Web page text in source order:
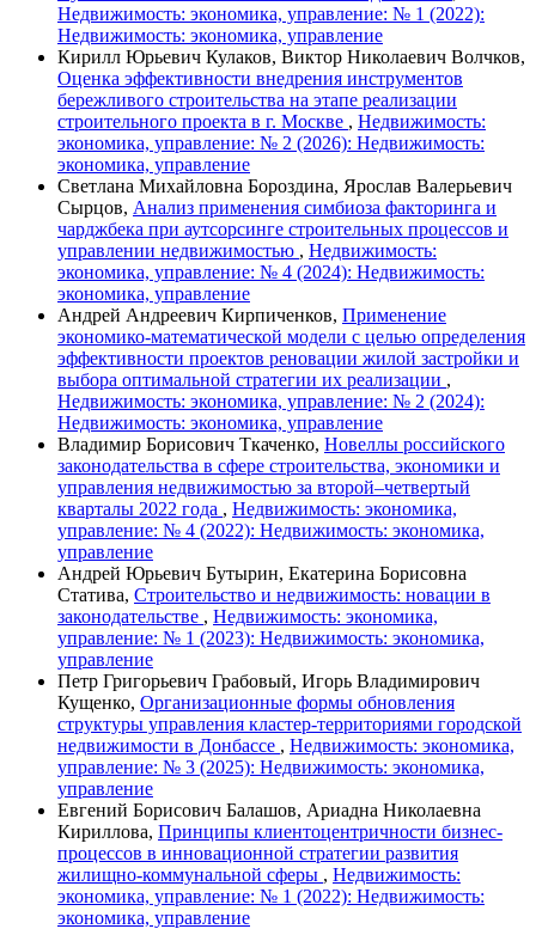
Недвижимость: экономика, управление: № 1 (2022):
Недвижимость: экономика, управление
Кирилл Юрьевич Кулаков, Виктор Николаевич Волчков,
Оценка эффективности внедрения инструментов
бережливого строительства на этапе реализации
строительного проекта в г. Москве , Недвижимость:
экономика, управление: № 2 (2026): Недвижимость:
экономика, управление
Светлана Михайловна Бороздина, Ярослав Валерьевич
Сырцов, Анализ применения симбиоза факторинга и
чарджбека при аутсорсинге строительных процессов и
управлении недвижимостью , Недвижимость:
экономика, управление: № 4 (2024): Недвижимость:
экономика, управление
Андрей Андреевич Кирпиченков, Применение
экономико-математической модели с целью определения
эффективности проектов реновации жилой застройки и
выбора оптимальной стратегии их реализации ,
Недвижимость: экономика, управление: № 2 (2024):
Недвижимость: экономика, управление
Владимир Борисович Ткаченко, Новеллы российского
законодательства в сфере строительства, экономики и
управления недвижимостью за второй–четвертый
кварталы 2022 года , Недвижимость: экономика,
управление: № 4 (2022): Недвижимость: экономика,
управление
Андрей Юрьевич Бутырин, Екатерина Борисовна
Статива, Строительство и недвижимость: новации в
законодательстве , Недвижимость: экономика,
управление: № 1 (2023): Недвижимость: экономика,
управление
Петр Григорьевич Грабовый, Игорь Владимирович
Кущенко, Организационные формы обновления
структуры управления кластер-территориями городской
недвижимости в Донбассе , Недвижимость: экономика,
управление: № 3 (2025): Недвижимость: экономика,
управление
Евгений Борисович Балашов, Ариадна Николаевна
Кириллова, Принципы клиентоцентричности бизнес-
процессов в инновационной стратегии развития
жилищно-коммунальной сферы , Недвижимость:
экономика, управление: № 1 (2022): Недвижимость:
экономика, управление